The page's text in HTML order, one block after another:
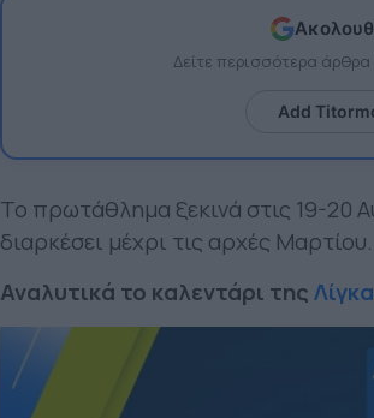
Δείτε περισσότερα
Add
Το πρωτάθλημα ξεκινά στις 19-20
διαρκέσει μέχρι τις αρχές Μαρτίου.
Αναλυτικά το καλεντάρι της